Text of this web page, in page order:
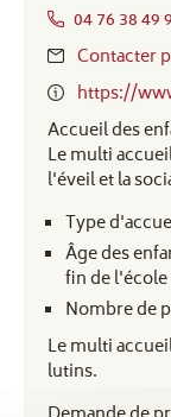
04 76 38 49
Contacter
https://
Accueil des
Le multi
l'éveil et la
Type
Âge des
fin de
Nombre de
Le multi
lutins.